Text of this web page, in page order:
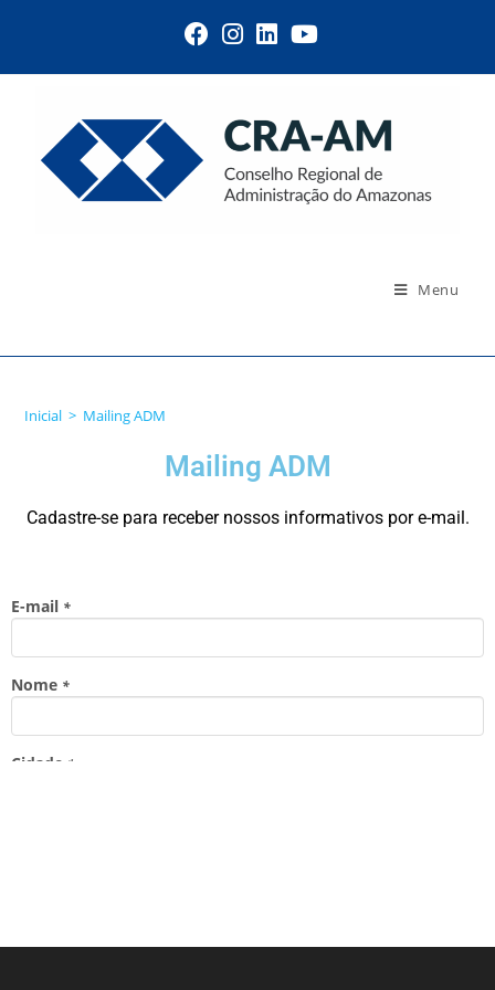
Menu
Inicial > Mailing ADM
Mailing ADM
Cadastre-se para receber nossos informativos por e-mail.